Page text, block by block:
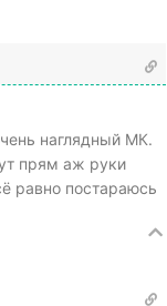
наглядный МК.
прям аж руки
равно постараюсь